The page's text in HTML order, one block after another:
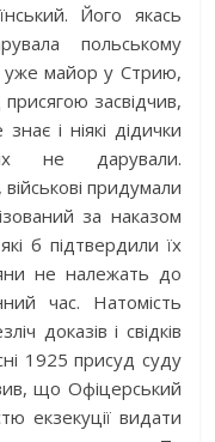
Його якась
польському
уже майор у Стрию,
засвідчив,
і ніякі дідички
не дарували.
придумали
за наказом
б підтвердили їх
не належать до
час. Натомість
доказів і свідків
1925 присуд суду
що Офіцерський
екзекуції видати